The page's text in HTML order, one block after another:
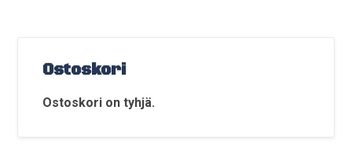
Ostoskori
Ostoskori on tyhjä.